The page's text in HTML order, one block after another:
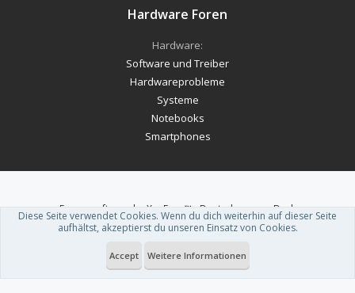
Hardware Foren
Hardware:
Software und Treiber
Hardwareprobleme
Systeme
Notebooks
Smartphones
Forum software by XenForo™-Deutsch von xenDach
Theme designed byThemeHouse .
Du betrachtest gerade: Kaufberatung - Gaming PC ~ 950- 1000 € mit
Diese Seite verwendet Cookies. Wenn du dich weiterhin auf dieser Seite
aufhältst, akzeptierst du unseren Einsatz von Cookies.
Accept Weitere Informationen